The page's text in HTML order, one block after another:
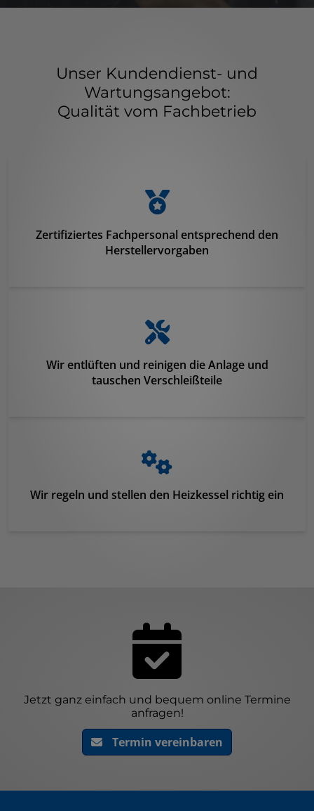
Unser Kundendienst- und
Wartungsangebot:
Qualität vom Fachbetrieb
Zertifiziertes Fachpersonal entsprechend den
Herstellervorgaben
Wir entlüften und reinigen die Anlage und
tauschen Verschleißteile
Wir regeln und stellen den Heizkessel richtig ein
Jetzt ganz einfach und bequem online Termine
anfragen!
Termin vereinbaren